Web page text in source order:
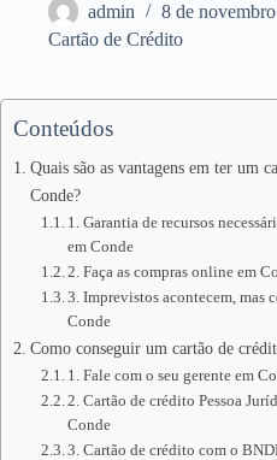
admin
8 de
Cartão de Crédito
Conteúdos
Quais são as vantagens em ter um
Conde?
1. Garantia de recursos
em Conde
2. Faça as compras online em
3. Imprevistos acontecem, mas
Conde
Como conseguir um cartão de
1. Fale com o seu gerente em
2. Cartão de crédito Pessoa
Conde
3. Cartão de crédito com o